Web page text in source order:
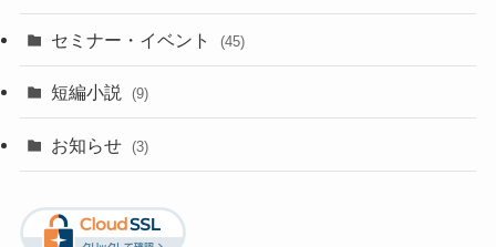
セミナー・イベント (45)
短編小説 (9)
お知らせ (3)